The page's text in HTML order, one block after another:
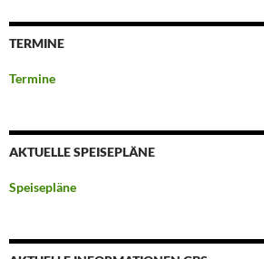
TERMINE
Termine
AKTUELLE SPEISEPLÄNE
Speisepläne